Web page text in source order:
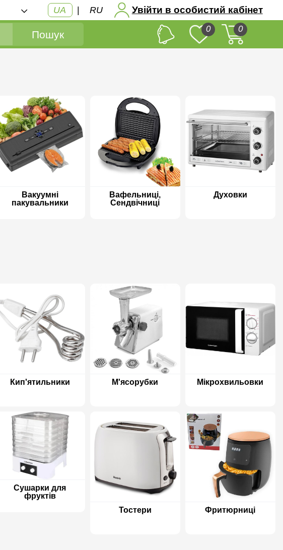
UA | RU Увійти в особистий кабінет
Пошук 0 0
Вакуумні
пакувальники
Вафельниці,
Сендвічниці
Духовки
Кип'ятильники М'ясорубки Мікрохвильовки
Сушарки для
фруктів
Тостери
Фритюрниці